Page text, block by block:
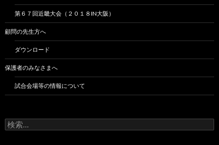
第６７回近畿大会（２０１８IN大阪）
顧問の先生方へ
ダウンロード
保護者のみなさまへ
試合会場等の情報について
検
索: